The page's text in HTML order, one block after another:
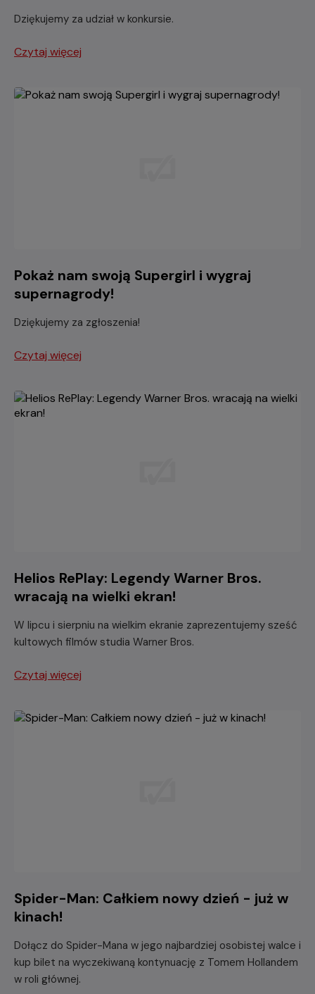
Dziękujemy za udział w konkursie.
Czytaj więcej
Pokaż nam swoją Supergirl i wygraj
supernagrody!
Dziękujemy za zgłoszenia!
Czytaj więcej
Helios RePlay: Legendy Warner Bros.
wracają na wielki ekran!
W lipcu i sierpniu na wielkim ekranie zaprezentujemy sześć
kultowych filmów studia Warner Bros.
Czytaj więcej
Spider-Man: Całkiem nowy dzień - już w
kinach!
Dołącz do Spider-Mana w jego najbardziej osobistej walce i
kup bilet na wyczekiwaną kontynuację z Tomem Hollandem
w roli głównej.